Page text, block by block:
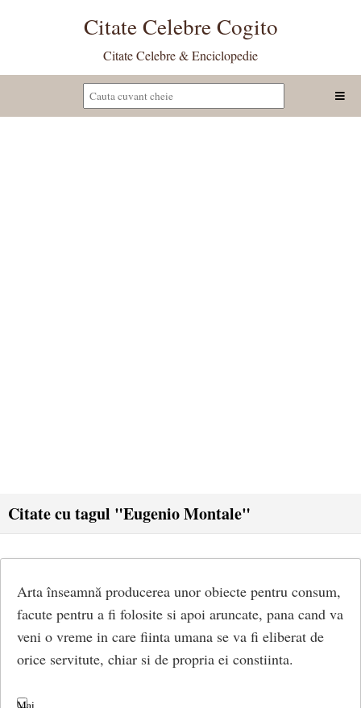
Citate Celebre Cogito
Citate Celebre & Enciclopedie
Citate cu tagul "Eugenio Montale"
Arta înseamnă producerea unor obiecte pentru consum,
facute pentru a fi folosite si apoi aruncate, pana cand va
veni o vreme in care fiinta umana se va fi eliberat de
orice servitute, chiar si de propria ei constiinta.